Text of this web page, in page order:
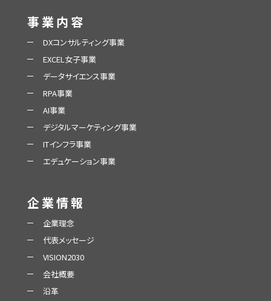
事業内容
DXコンサルティング事業
EXCEL女子事業
データサイエンス事業
RPA事業
AI事業
デジタルマーケティング事業
ITインフラ事業
エデュケーション事業
企業情報
企業理念
代表メッセージ
VISION2030
会社概要
沿革